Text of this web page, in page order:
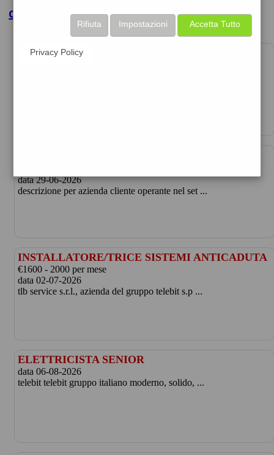
clicca per maggiori dettagli
ADDETTO/A ALLE PULIZIE
data 29-06-2026
descrizione per azienda cliente operante nel set ...
INSTALLATORE/TRICE SISTEMI ANTICADUTA
€1600 - 2000 per mese
data 02-07-2026
tlb service s.r.l., azienda del gruppo telebit s.p ...
ELETTRICISTA SENIOR
data 06-08-2026
telebit telebit gruppo italiano moderno, solido, ...
Accetta Tutto
Impostazioni
Rifiuta
Privacy Policy